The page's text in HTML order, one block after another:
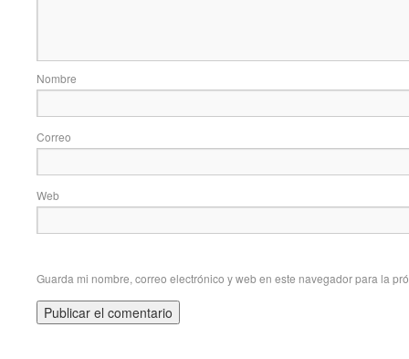
Correo
Web
Guarda mi nombre, correo electrónico y web en este navegador para la